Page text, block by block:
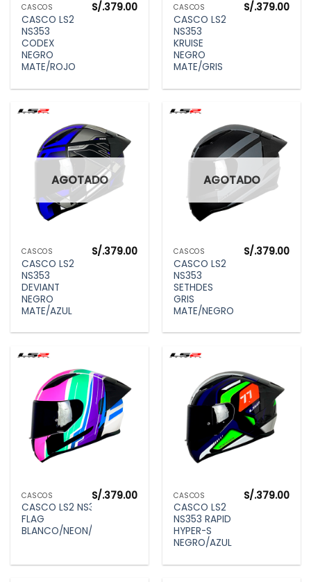
CASCOS
CASCO LS2
NS353
CODEX
NEGRO
MATE/ROJO
S/.379.00 CASCOS
CASCO LS2
NS353
KRUISE
NEGRO
MATE/GRIS
S/.379.00
AGOTADO
CASCOS
CASCO LS2
NS353
DEVIANT
NEGRO
MATE/AZUL
S/.379.00
AGOTADO
CASCOS
CASCO LS2
NS353
SETHDES
GRIS
MATE/NEGRO
S/.379.00
CASCOS
CASCO LS2 NS353
FLAG
BLANCO/NEON/FUCSIA
S/.379.00 CASCOS
CASCO LS2
NS353 RAPID
HYPER-S
NEGRO/AZUL
S/.379.00